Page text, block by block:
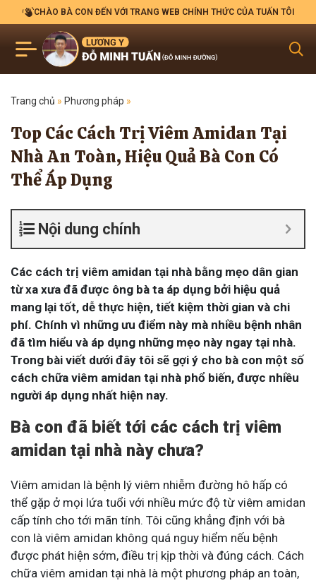
CHÀO BÀ CON ĐẾN VỚI TRANG WEB CHÍNH THỨC CỦA TUẤN TÔI
Trang chủ » Phương pháp »
Top Các Cách Trị Viêm Amidan Tại
Nhà An Toàn, Hiệu Quả Bà Con Có
Thể Áp Dụng
Nội dung chính
Các cách trị viêm amidan tại nhà bằng mẹo dân gian
từ xa xưa đã được ông bà ta áp dụng bởi hiệu quả
mang lại tốt, dễ thực hiện, tiết kiệm thời gian và chi
phí. Chính vì những ưu điểm này mà nhiều bệnh nhân
đã tìm hiểu và áp dụng những mẹo này ngay tại nhà.
Trong bài viết dưới đây tôi sẽ gợi ý cho bà con một số
cách chữa viêm amidan tại nhà phổ biến, được nhiều
người áp dụng nhất hiện nay.
Bà con đã biết tới các cách trị viêm
amidan tại nhà này chưa?
Viêm amidan là bệnh lý viêm nhiễm đường hô hấp có
thể gặp ở mọi lứa tuổi với nhiều mức độ từ viêm amidan
cấp tính cho tới mãn tính. Tôi cũng khẳng định với bà
con là viêm amidan không quá nguy hiểm nếu bệnh
được phát hiện sớm, điều trị kịp thời và đúng cách. Cách
chữa viêm amidan tại nhà là một phương pháp an toàn,